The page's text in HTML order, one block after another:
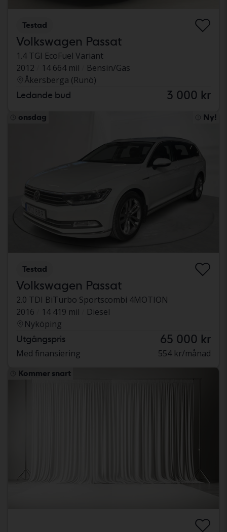
Testad
Volkswagen Passat
1.4 TGI EcoFuel Variant
2012
14 664 mil
Bensin/Gas
Åkersberga (Runö)
Ledande bud 3 000 kr
onsdag Ny!
Testad
Volkswagen Passat
2.0 TDI BiTurbo Sportscombi 4MOTION
2016
14 419 mil
Diesel
Nyköping
Utgångspris 65 000 kr
Med finansiering 554 kr/månad
Kommer snart